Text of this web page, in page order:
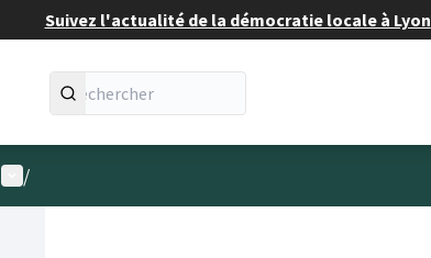
Suivez l'actualité de la démocratie locale à Lyon
Menu utilisateur
/